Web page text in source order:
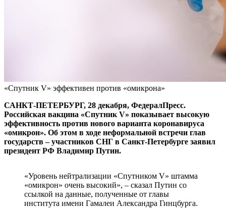
«Спутник V» эффективен против «омикрона»
САНКТ-ПЕТЕРБУРГ, 28 декабря, ФедералПресс.
Российская вакцина «Спутник V» показывает высокую
эффективность против нового варианта коронавируса
«омикрон». Об этом в ходе неформальной встречи глав
государств – участников СНГ в Санкт-Петербурге заявил
президент РФ Владимир Путин.
«Уровень нейтрализации «Спутником V» штамма
«омикрон» очень высокий», – сказал Путин со
ссылкой на данные, полученные от главы
института имени Гамалеи Александра Гинцбурга.